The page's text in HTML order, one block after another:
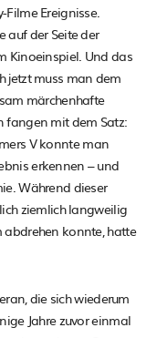
Filme Ereignisse.
auf der Seite der
Kinoeinspiel. Und das
jetzt muss man dem
märchenhafte
fangen mit dem Satz:
V konnte man
erkennen – und
Während dieser
ziemlich langweilig
abdrehen konnte, hatte
die sich wiederum
Jahre zuvor einmal